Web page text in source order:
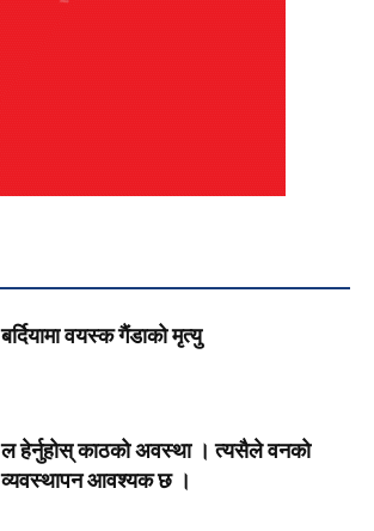
बर्दियामा वयस्क गैंडाको मृत्यु
ल हेर्नुहोस् काठको अवस्था । त्यसैले वनको
व्यवस्थापन आवश्यक छ ।